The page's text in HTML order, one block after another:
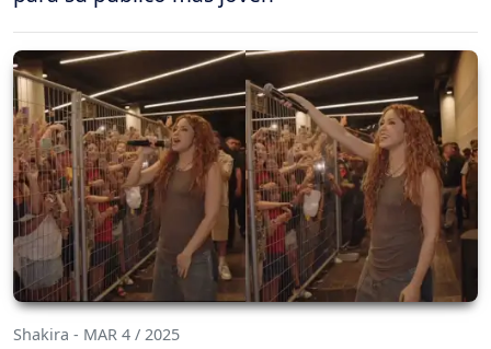
Shakira - MAR 4 / 2025